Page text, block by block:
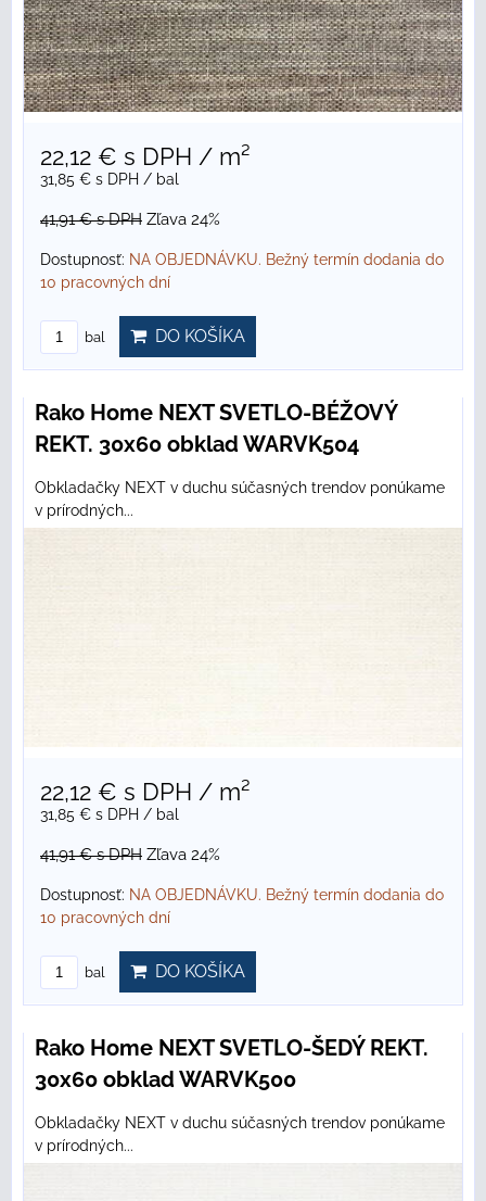
22,12 € s DPH / m²
31,85 € s DPH / bal
41,91 €s DPH Zľava 24%
Dostupnosť: NA OBJEDNÁVKU. Bežný termín dodania do
10 pracovných dní
bal DO KOŠÍKA
Rako Home NEXT SVETLO-BÉŽOVÝ
REKT. 30x60 obklad WARVK504
Obkladačky NEXT v duchu súčasných trendov ponúkame
v prírodných...
22,12 € s DPH / m²
31,85 € s DPH / bal
41,91 €s DPH Zľava 24%
Dostupnosť: NA OBJEDNÁVKU. Bežný termín dodania do
10 pracovných dní
bal DO KOŠÍKA
Rako Home NEXT SVETLO-ŠEDÝ REKT.
30x60 obklad WARVK500
Obkladačky NEXT v duchu súčasných trendov ponúkame
v prírodných...